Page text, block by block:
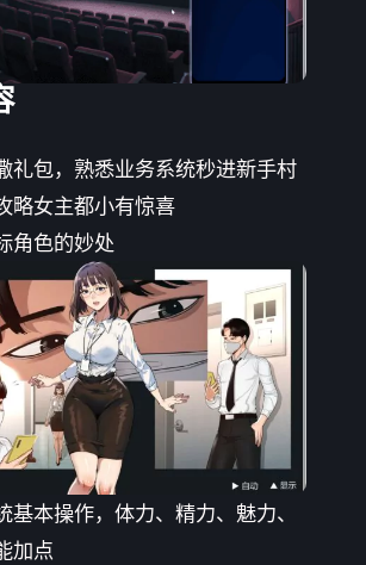
礼包，熟悉业务系统秒进新手村
略女主都小有惊喜
角色的妙处
基本操作，体力、精力、魅力、
加点